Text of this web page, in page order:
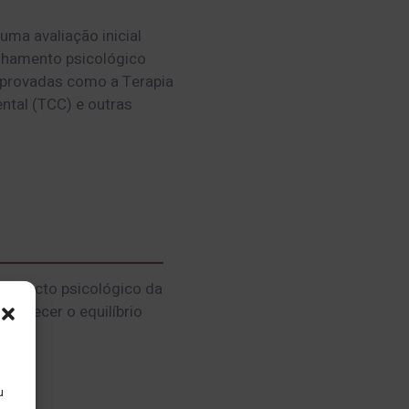
avaliação inicial
psicológico
como a Terapia
(TCC) e outras
psicológico da
o equilíbrio